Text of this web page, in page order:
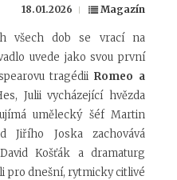
18.01.2026 Magazín
všech dob se vrací na
uvede jako svou první
tragédiiRomeo a
Julii vycházející hvězda
umělecký šéf Martin
Jiřího Joska zachovává
Košťák a dramaturg
pro dnešní, rytmicky citlivé